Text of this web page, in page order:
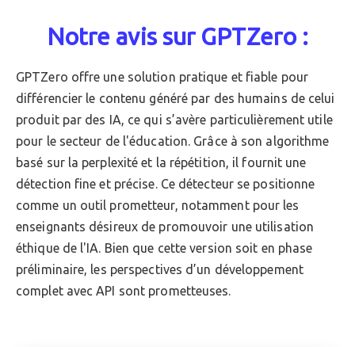
Notre avis sur GPTZero :
GPTZero offre une solution pratique et fiable pour
différencier le contenu généré par des humains de celui
produit par des IA, ce qui s’avère particulièrement utile
pour le secteur de l'éducation. Grâce à son algorithme
basé sur la perplexité et la répétition, il fournit une
détection fine et précise. Ce détecteur se positionne
comme un outil prometteur, notamment pour les
enseignants désireux de promouvoir une utilisation
éthique de l'IA. Bien que cette version soit en phase
préliminaire, les perspectives d’un développement
complet avec API sont prometteuses.